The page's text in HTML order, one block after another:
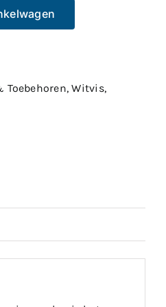
Toebehoren,Witvis,